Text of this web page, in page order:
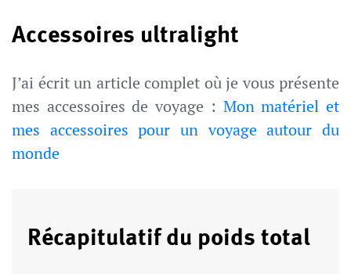
Accessoires ultralight
J’ai écrit un article complet où je vous présente
mes accessoires de voyage : Mon matériel et
mes accessoires pour un voyage autour du
monde
Récapitulatif du poids total